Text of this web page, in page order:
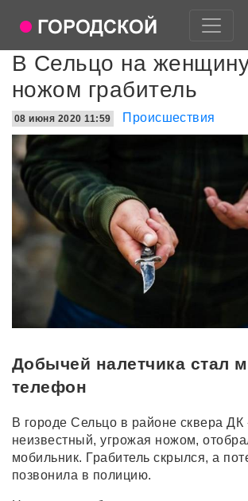
В Сельцо на
ножом грабитель
08 июня 2020 11:59 Происшествия
Добычей налетчика стал
телефон
В городе Сельцо в районе сквера
неизвестный, угрожая ножом,
мобильник. Грабитель скрылся, а
позвонила в полицию.